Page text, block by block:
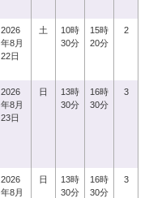
2026
年8月
22日
土
10時
30分
15時
20分
2
2026
年8月
23日
日
13時
30分
16時
30分
3
2026
年8月
日
13時
30分
16時
30分
3